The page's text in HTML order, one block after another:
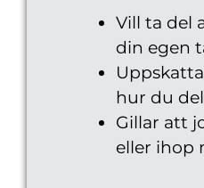
Vill ta del
din egen
hur du
Gillar att
eller ihop